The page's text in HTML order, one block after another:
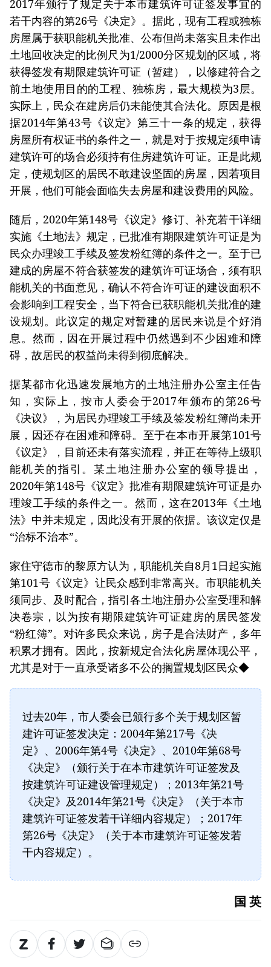
2017年颁行了规定关于本市建筑许可证签发事宜的
若干内容的第26号《决定》。据此，现有工程或独栋
房屋属于获职能机关批准、公布但尚未落实且未作出
土地回收决定的比例尺为1/2000分区规划的区域，将
获得签发有期限建筑许可证（暂建），以修建符合之
前土地使用目的的工程、独栋房，最大规模为3层。
实际上，民众在建房后仍未能使其合法化。原因是根
据2014年第43号《议定》第三十一条的规定，获得
房屋所有权证书的条件之一，就是对于按规定须申请
建筑许可的场合必须持有住房建筑许可证。正是此规
定，使规划区的居民不敢建设坚固的房屋，因若项目
开展，他们可能会面临失去房屋和建设费用的风险。
随后，2020年第148号《议定》修订、补充若干详细
实施《土地法》规定，已批准有期限建筑许可证是为
民众办理竣工手续及签发粉红簿的条件之一。至于已
建成的房屋不符合获签发的建筑许可证场合，须有职
能机关的书面意见，确认不符合许可证的建设面积不
会影响到工程安全，当下符合已获职能机关批准的建
设规划。此议定的规定对暂建的居民来说是个好消
息。然而，因在开展过程中仍然遇到不少困难和障
碍，故居民的权益尚未得到彻底解决。
据某都市化迅速发展地方的土地注册办公室主任告
知，实际上，按市人委会于2017年颁布的第26号
《决议》，为居民办理竣工手续及签发粉红簿尚未开
展，因还存在困难和障碍。至于在本市开展第101号
《议定》，目前还未有落实流程，并正在等待上级职
能机关的指引。某土地注册办公室的领导提出，
2020年第148号《议定》批准有期限建筑许可证是办
理竣工手续的条件之一。然而，这在2013年《土地
法》中并未规定，因此没有开展的依据。该议定仅是
“治标不治本”。
家住守德市的黎原方认为，职能机关自8月1日起实施
第101号《议定》让民众感到非常高兴。市职能机关
须同步、及时配合，指引各土地注册办公室受理和解
决卷宗，以为按有期限建筑许可证建房的居民签发
“粉红簿”。对许多民众来说，房子是合法财产，多年
积累才拥有。因此，按新规定合法化房屋体现公平，
尤其是对于一直承受诸多不公的搁置规划区民众◆
过去20年，市人委会已颁行多个关于规划区暂
建许可证签发决定：2004年第217号《决
定》、2006年第4号《决定》、2010年第68号
《决定》（颁行关于在本市建筑许可证签发及
按建筑许可证建设管理规定）；2013年第21号
《决定》及2014年第21号《决定》（关于本市
建筑许可证签发若干详细内容规定）；2017年
第26号《决定》（关于本市建筑许可证签发若
干内容规定）。
国 英